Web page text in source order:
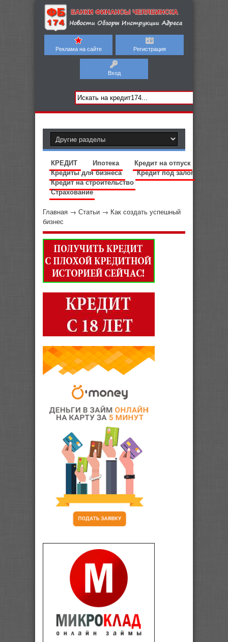
Реклама на сайте Регистрация
Вход
КРЕДИТ Ипотека
Кредит на отпуск
Кредиты для бизнеса
Кредит под залог
Кредит на строительство
Страхование
Главная → Статьи → Как создать успешный
бизнес